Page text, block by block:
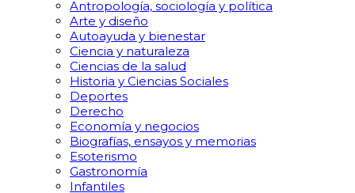
Antropología, sociología y política
Arte y diseño
Autoayuda y bienestar
Ciencia y naturaleza
Ciencias de la salud
Historia y Ciencias Sociales
Deportes
Derecho
Economía y negocios
Biografías, ensayos y memorias
Esoterismo
Gastronomía
Infantiles